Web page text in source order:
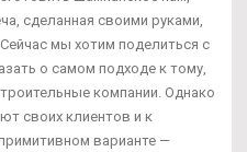
сделанная своими руками,
мы хотим поделиться с
о самом подходе к тому,
компании. Однако
своих клиентов и к
варианте —